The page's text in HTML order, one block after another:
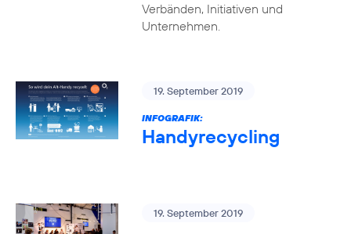
Verbänden, Initiativen und
Unternehmen.
19. September 2019
INFOGRAFIK:
Handyrecycling
19. September 2019